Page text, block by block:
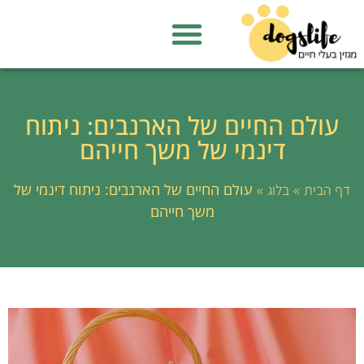
עולם החיים של הארנבים: ניתוח
דינמי של משך חייהם
דף הבית »בלוג » עולם החיים של הארנבים: ניתוח דינמי של
משך חייהם